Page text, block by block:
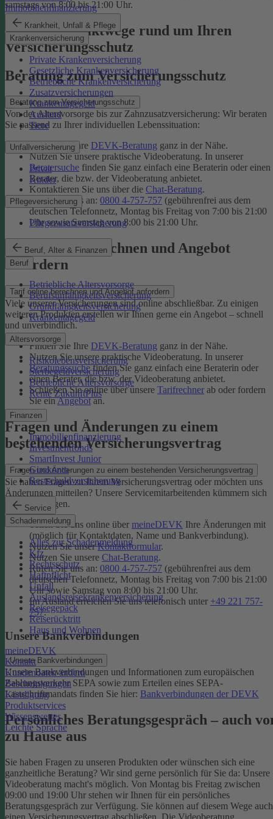
Immobilienfinanzierung
Krankheit, Unfall & Pflege
Krankenversicherung
Private Krankenversicherung
Gesetzliche Krankenversicherung
Betriebliche Krankenversicherung
Zusatzversicherungen
Krankentagegeld
Ausland
Tiere
Unfallversicherung
Privat
Kinder
Pflegeversicherung
Pflegezusatzversicherung
Beruf, Alter & Finanzen
Beruf
Betriebliche Altersvorsorge
Berufsunfähigkeitsversicherung
Grundfähigkeitsversicherung
Krankentagegeld
Altersvorsorge
Risikolebensversicherung
Sterbegeldversicherung
Betriebliche Altersvorsorge
Rente ZukunftPlus
Finanzen
Immobilienfinanzierung
Investmentfonds
SmartInvest Junior
Girokonto
Restschuldversicherung
Service
Schadenmeldung
Alles zur Schadenmeldung
Kfz
Rechtsschutz
Haftpflicht
Unfall
Auslandsreisekrankenversicherung
Reisegepäck
Reiserücktritt
Haus und Wohnen
meineDEVK
Kontakt
Kundendaten ändern
Bescheinigungen
Kündigung
Produktservices
Wissenswertes
Leichte Sprache
samstags von 8:00 bis 21:00 Uhr.
Unsere Kontaktwege rund um Ihren
Versicherungsschutz
Beratung zum Versicherungsschutz
Beratung zum Versicherungsschutz
Von der Altersvorsorge bis zur Zahnzusatzversicherung: Wir beraten
Sie passend zu Ihrer individuellen Lebenssituation:
Finden Sie Ihre DEVK-Beratung ganz in der Nähe.
Nutzen Sie unsere praktische Videoberatung. In unserer
Beratersuche finden Sie ganz einfach eine Beraterin oder einen
Berater, die bzw. der Videoberatung anbietet.
Kontaktieren Sie uns über die Chat-Beratung.
Rufen Sie uns an: 0800 4-757-757 (gebührenfrei aus dem
deutschen Telefonnetz, Montag bis Freitag von 7:00 bis 21:00
Uhr sowie Samstag von 8:00 bis 21:00 Uhr.
Tarif online berechnen und Angebot
anfordern
Tarif online berechnen und Angebot anfordern
Viele unserer Versicherungen sind online abschließbar. Zu einigen
weiteren Produkten erstellen wir Ihnen gerne ein Angebot – schnell
und unverbindlich.
Finden Sie Ihre DEVK-Beratung ganz in der Nähe.
Nutzen Sie unsere praktische Videoberatung. In unserer
Beratungssuchefinden Sie ganz einfach eine Beraterin oder
einen Berater, die bzw. der Videoberatung anbietet.
Schließen Sie online über unsere Tarifrechner ab oder fordern
Sie einAngebotan.
Fragen und Änderungen zu einem
bestehenden Versicherungsvertrag
Fragen und Änderungen zu einem bestehenden Versicherungsvertrag
Sie haben Fragen zu Ihrem Versicherungsvertrag oder möchten uns
Änderungen mitteilen? Unsere Servicemitarbeitenden kümmern sich
um Ihr Anliegen.
Teilen Sie uns online über meineDEVK Ihre Änderungen mit
(möglich für Kontaktdaten, Name und Bankverbindung).
Nutzen Sie unserKontaktformular.
Nutzen Sie unsere Chat-Beratung.
Rufen Sie uns an: 0800 4-757-757 (gebührenfrei aus dem
deutschen Telefonnetz, Montag bis Freitag von 7:00 bis 21:00
Uhr sowie Samstag von 8:00 bis 21:00 Uhr.
Im Ausland erreichen Sie uns telefonisch unter +49 221 757-
757.
Unsere Bankverbindungen
Unsere Bankverbindungen
Unsere Bankverbindungen und Informationen zum europäischen
Zahlungsverkehr SEPA sowie zum Erteilen eines SEPA-
Lastschriftmandats finden Sie hier: Bankverbindungen der DEVK
Persönliches Beratungsgespräch – auch
zu Hause aus
Sie haben Fragen zu unseren Produkten oder wünschen sich eine
ganzheitliche Beratung? Wir sind gerne persönlich für Sie da: Unsere
Videoberatung macht's möglich. Von Montag bis Freitag zwischen
09:00 und 19:00 Uhr stehen wir Ihnen für ein persönliches
Beratungsgespräch zur Verfügung. Sie können auf diesem Wege auch